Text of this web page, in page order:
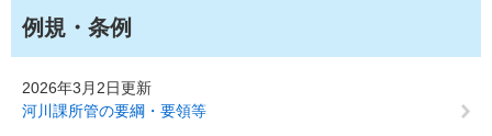
例規・条例
2026年3月2日更新
河川課所管の要綱・要領等